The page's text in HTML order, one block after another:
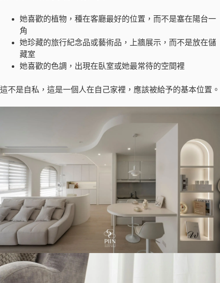
她喜歡的植物，種在客廳最好的位置，而不是塞在陽台一
角
她珍藏的旅行紀念品或藝術品，上牆展示，而不是放在儲
藏室
她喜歡的色調，出現在臥室或她最常待的空間裡
這不是自私，這是一個人在自己家裡，應該被給予的基本位置。